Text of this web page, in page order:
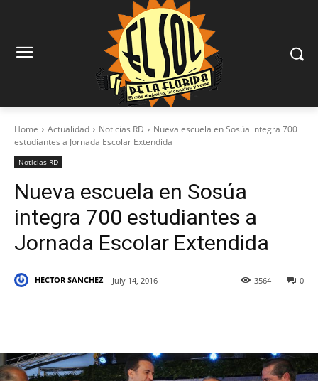
Home Actualidad Noticias RD
Nueva escuela en Sosúa integra 700
estudiantes a Jornada Escolar Extendida
Noticias RD
Nueva escuela en Sosúa
integra 700 estudiantes a
Jornada Escolar Extendida
HECTOR SANCHEZ July 14, 2016 0
3564